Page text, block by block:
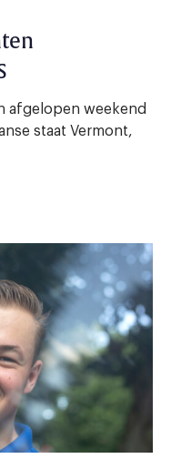
afgelopen weekend
staat Vermont,